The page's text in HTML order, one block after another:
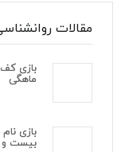
مقالات
بازی
ماهگی
بازی
بیست و